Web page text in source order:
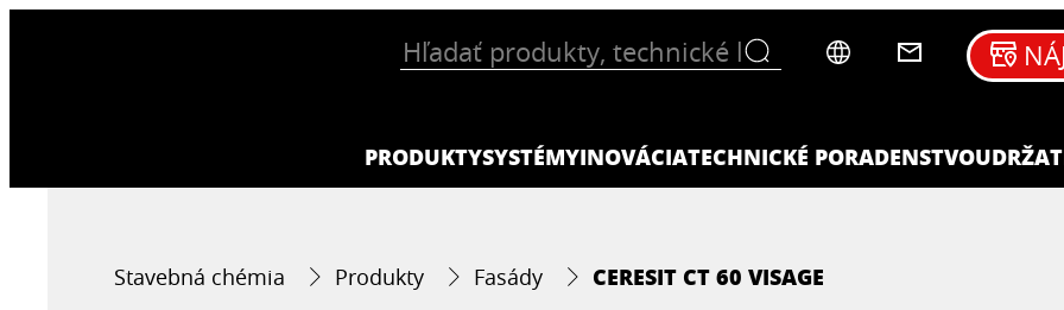
PRODUKTYSYSTÉMYINOVÁCIATECHNICKÉ PORADENSTVO
Stavebná chémia Produkty Fasády CERESIT CT 60 VISAGE